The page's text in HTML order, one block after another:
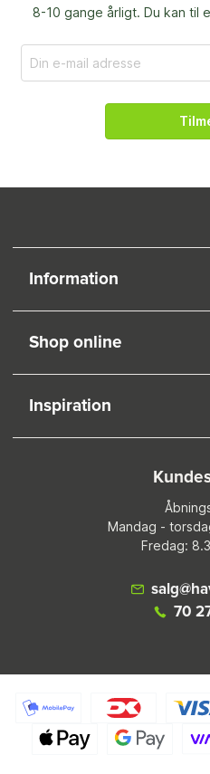
8-10 gange årligt. Du kan til
Information
Shop online
Inspiration
Mandag -
Fredag:
70